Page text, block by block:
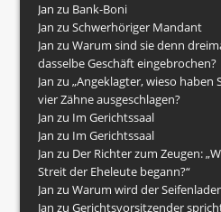
Jan zu Bank-Boni
Jan zuSchwerhöriger Mandant
Jan zuWarum sind sie denn
dasselbe Geschäft eingebrochen?
Jan zu„Angeklagter, wieso haben
vier Zähne ausgeschlagen?
Jan zu Im Gerichtssaal
Jan zu Im Gerichtssaal
Jan zu Der Richter zum Zeugen:
Streit der Eheleute begann?“
Jan zuWarum wird der
Jan zuGerichtsvorsitzender